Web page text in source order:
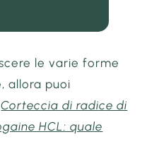
le varie forme
allora puoi
Corteccia di radice di
HCL: quale